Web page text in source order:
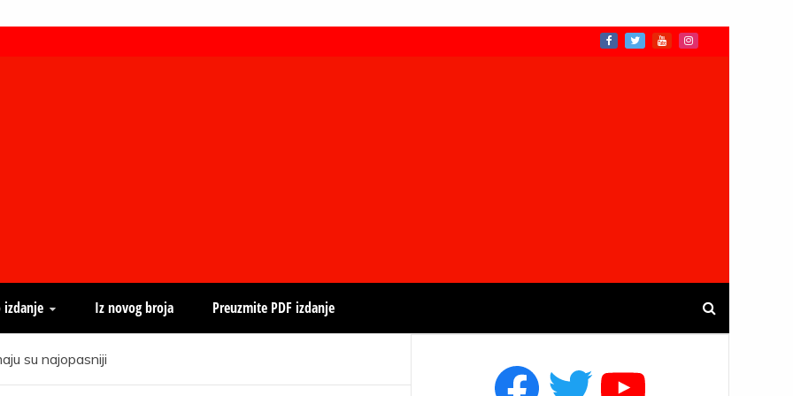
izdanje Iz novog broja Preuzmite PDF izdanje
su najopasniji